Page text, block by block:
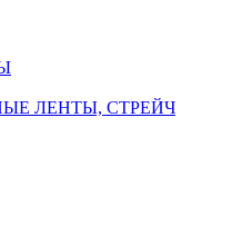
ЛЕНТЫ, СТРЕЙЧ